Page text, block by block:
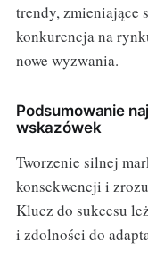
trendy, zmieniające
konkurencja na
nowe wyzwania.
Podsumowanie
wskazówek
Tworzenie silnej
konsekwencji i
Klucz do sukcesu
i zdolności do